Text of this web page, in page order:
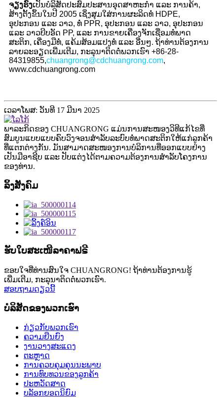
ຈຽງຣົງເປັນບໍລິສັດປະສົມປະສານອຸດສາຫະກໍາ ແລະ ການຄ້າ,
ສ້າງຕັ້ງຂຶ້ນໃນປີ 2005 ເຊິ່ງສຸມໃສ່ການຜະລິດທໍ່ HDPE,
ອຸປະກອນ ແລະ ວາວ, ທໍ່ PPR, ອຸປະກອນ ແລະ ວາວ, ອຸປະກອນ
ແລະ ວາວບີບອັດ PP, ແລະ ການຂາຍເຄື່ອງຈັກເຊື່ອມທໍ່ພາດ
ສະຕິກ, ເຄື່ອງມືທໍ່, ແຄ້ມສ້ອມແປງທໍ່ ແລະ ອື່ນໆ. ຖ້າທ່ານຕ້ອງການ
ລາຍລະອຽດເພີ່ມເຕີມ, ກະລຸນາຕິດຕໍ່ພວກເຮົາ +86-28-
84319855,chuangrong@cdchuangrong.com,
www.cdchuangrong.com
ເວລາໂພສ: ວັນທີ 17 ມີນາ 2025
ພາລະກິດຂອງ CHUANGRONG ແມ່ນການສະໜອງວິທີແກ້ໄຂທີ່
ສົມບູນແບບແບບຄົບວົງຈອນສຳລັບລະບົບທໍ່ພາດສະຕິກໃຫ້ແກ່ລູກຄ້າ
ທີ່ແຕກຕ່າງກັນ. ມັນສາມາດສະໜອງການບໍລິການທີ່ອອກແບບຢ່າງ
ເປັນມືອາຊີບ ແລະ ປັບແຕ່ງໄດ້ຕາມຄວາມຕ້ອງການສຳລັບໂຄງການ
ຂອງທ່ານ.
ລິ້ງສັງຄົມ
ຮັບໃບສະເໜີລາຄາຟຣີ
ຂອບໃຈທີ່ທ່ານສົນໃຈ CHUANGRONG! ຖ້າທ່ານຕ້ອງການຮູ້
ເພີ່ມເຕີມ, ກະລຸນາຕິດຕໍ່ພວກເຮົາ.
ສອບຖາມດຽວນີ້
ບໍລິສັດຂອງພວກເຮົາ
ກ່ຽວກັບພວກເຮົາ
ຄວາມຍືນຍົງ
ງານວາງສະແດງ
ຕະຫຼາດ
ການຄວບຄຸມຄຸນນະພາບ
ການທົບທວນຂອງລູກຄ້າ
ປະຫວັດສາດ
ບລັອກຍອດນິຍົມ